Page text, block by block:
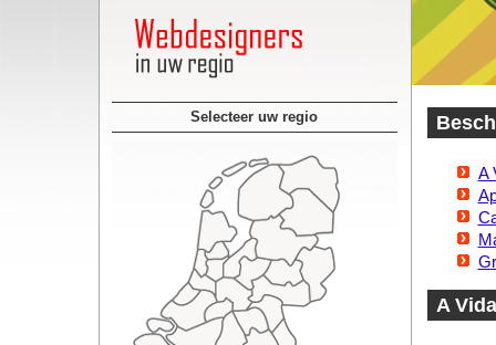
Selecteer uw regio
A
A